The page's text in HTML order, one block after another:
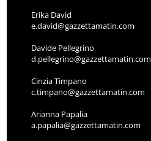
Erika David
e.david@gazzettamatin.com
Davide Pellegrino
d.pellegrino@gazzettamatin.com
Cinzia Timpano
c.timpano@gazzettamatin.com
Arianna Papalia
a.papalia@gazzettamatin.com